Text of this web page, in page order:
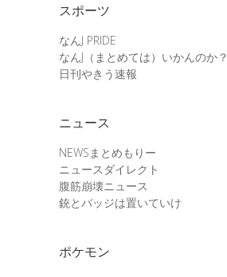
スポーツ
なんJ PRIDE
なんJ（まとめては）いかんのか？
日刊やきう速報
ニュース
NEWSまとめもりー
ニュースダイレクト
腹筋崩壊ニュース
銃とバッジは置いていけ
ポケモン